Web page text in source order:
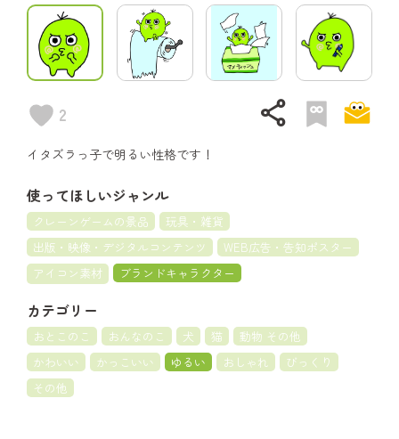
2 share
イタズラっ子で明るい性格です！
使ってほしいジャンル
クレーンゲームの景品
玩具・雑貨
出版・映像・デジタルコンテンツ
WEB広告・告知ポスター
アイコン素材
ブランドキャラクター
カテゴリー
おとこのこ おんなのこ 犬 猫
動物 その他
かわいい
かっこいい ゆるい おしゃれ
びっくり
その他